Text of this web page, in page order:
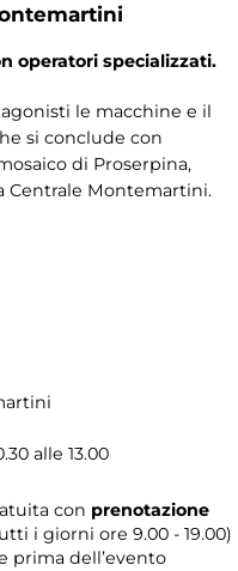
operatori specializzati.
le macchine e il
si conclude con
di Proserpina,
Centrale Montemartini.
alle 13.00
con prenotazione
i giorni ore 9.00 - 19.00)
prima dell’evento